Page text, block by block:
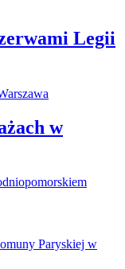
Legii
w
Paryskiej w